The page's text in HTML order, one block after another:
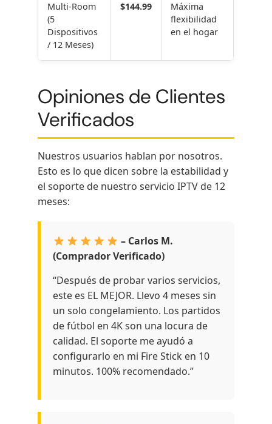
Multi-Room
(5
Dispositivos
/ 12 Meses)
$144.99
Máxima
flexibilidad
en el hogar
Opiniones de Clientes
Verificados
Nuestros usuarios hablan por nosotros.
Esto es lo que dicen sobre la estabilidad y
el soporte de nuestro servicio IPTV de 12
meses:
– Carlos M.
(Comprador Verificado)
“Después de probar varios servicios,
este es EL MEJOR. Llevo 4 meses sin
un solo congelamiento. Los partidos
de fútbol en 4K son una locura de
calidad. El soporte me ayudó a
configurarlo en mi Fire Stick en 10
minutos. 100% recomendado.”